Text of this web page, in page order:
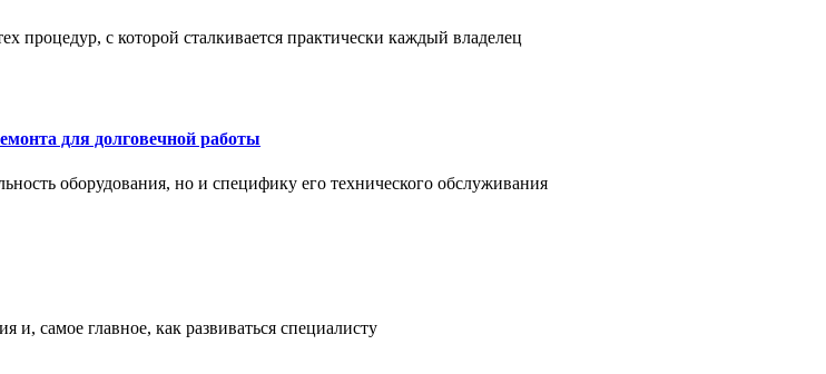
процедур, с которой сталкивается практически каждый владелец
для долговечной работы
оборудования, но и специфику его технического обслуживания
и, самое главное, как развиваться специалисту